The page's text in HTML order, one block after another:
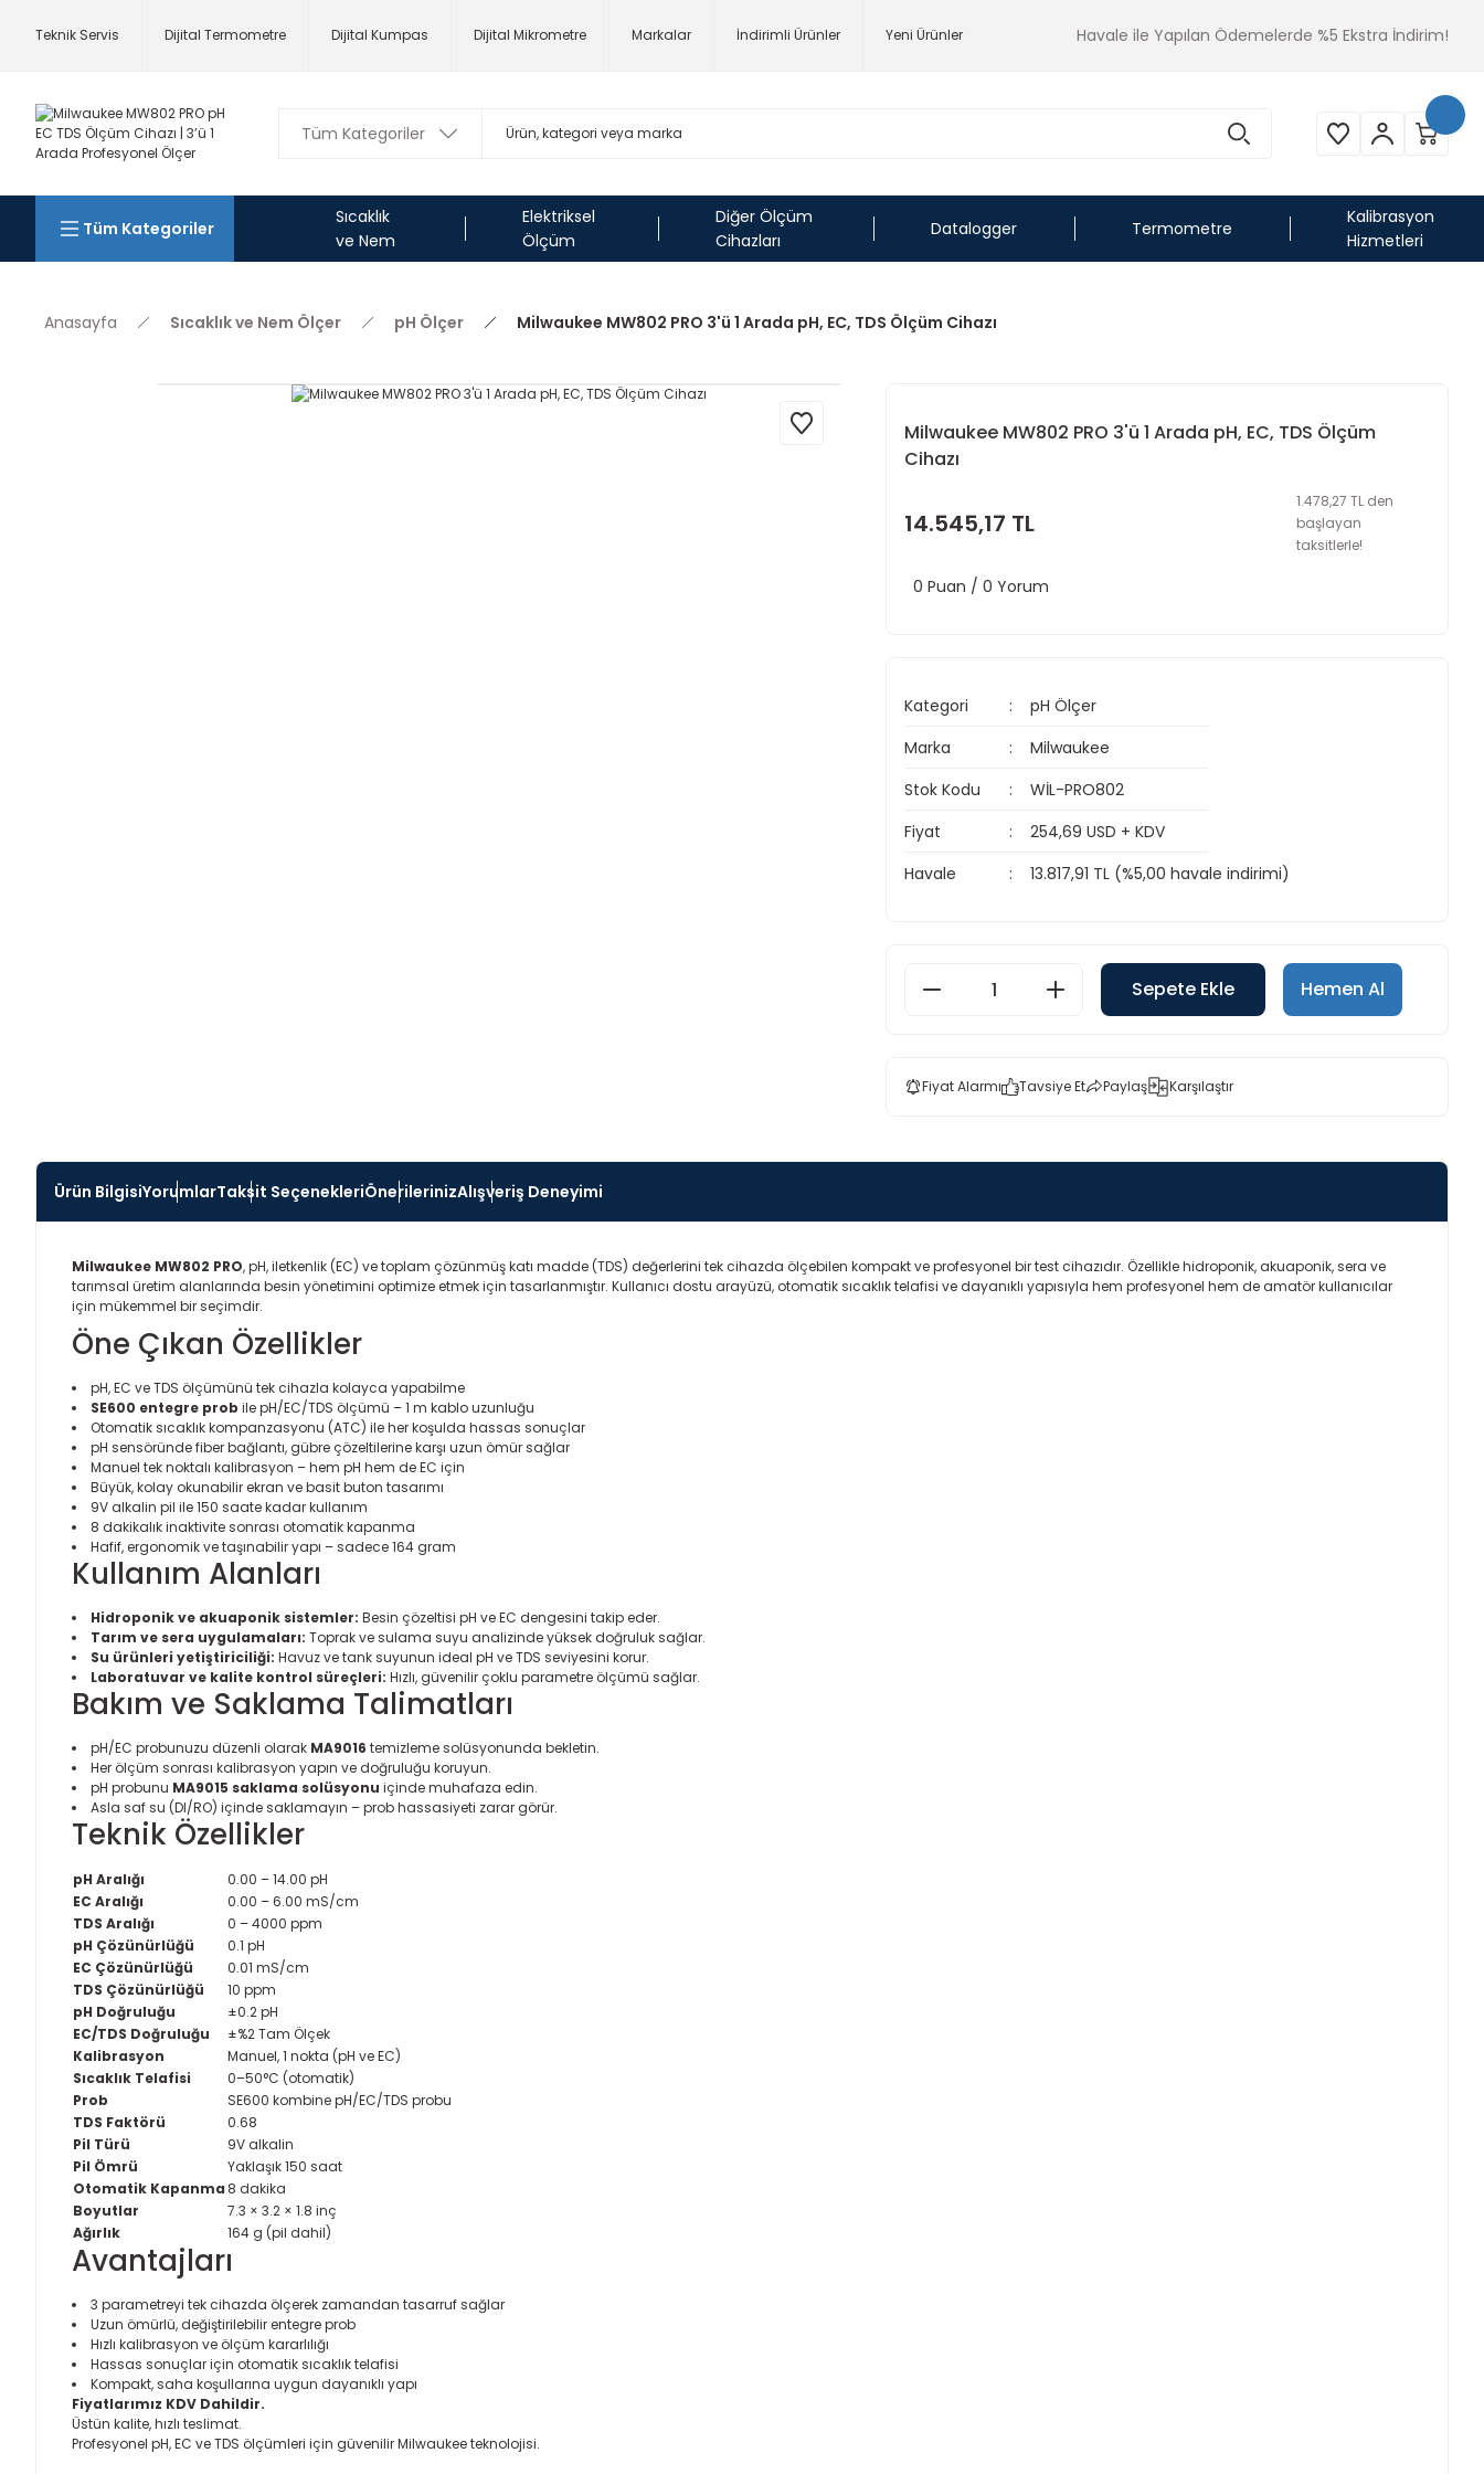
Teknik Servis Dijital Termometre Dijital Kumpas Dijital Mikrometre Markalar İndirimli Ürünler Yeni Ürünler Havale ile Yapılan Ödemelerde %5 Ekstra İndirim!
Tüm Kategoriler
Sıcaklık
ve Nem
Elektriksel
Ölçüm
Diğer Ölçüm
Cihazları
Datalogger Termometre
Kalibrasyon
Hizmetleri
Anasayfa Sıcaklık ve Nem Ölçer pH Ölçer Milwaukee MW802 PRO 3'ü 1 Arada pH, EC, TDS Ölçüm Cihazı
Milwaukee MW802 PRO 3'ü 1 Arada pH, EC, TDS Ölçüm
Cihazı
14.545,17 TL
1.478,27 TL den
başlayan
taksitlerle!
0 Puan / 0 Yorum
Kategori
pH Ölçer
Marka
Milwaukee
Stok Kodu
WİL-PRO802
Fiyat
254,69 USD + KDV
Havale
13.817,91 TL (%5,00 havale indirimi)
Sepete Ekle Hemen Al
Fiyat Alarmı Tavsiye Et Paylaş Karşılaştır
Ürün BilgisiYorumlarTaksit SeçenekleriÖnerilerinizAlışveriş Deneyimi
Milwaukee MW802 PRO, pH, iletkenlik (EC) ve toplam çözünmüş katı madde (TDS) değerlerini tek cihazda ölçebilen kompakt ve profesyonel bir test cihazıdır. Özellikle hidroponik, akuaponik, sera ve
tarımsal üretim alanlarında besin yönetimini optimize etmek için tasarlanmıştır. Kullanıcı dostu arayüzü, otomatik sıcaklık telafisi ve dayanıklı yapısıyla hem profesyonel hem de amatör kullanıcılar
için mükemmel bir seçimdir.
Öne Çıkan Özellikler
pH, EC ve TDS ölçümünü tek cihazla kolayca yapabilme
SE600 entegre prob ile pH/EC/TDS ölçümü – 1 m kablo uzunluğu
Otomatik sıcaklık kompanzasyonu (ATC) ile her koşulda hassas sonuçlar
pH sensöründe fiber bağlantı, gübre çözeltilerine karşı uzun ömür sağlar
Manuel tek noktalı kalibrasyon – hem pH hem de EC için
Büyük, kolay okunabilir ekran ve basit buton tasarımı
9V alkalin pil ile 150 saate kadar kullanım
8 dakikalık inaktivite sonrası otomatik kapanma
Hafif, ergonomik ve taşınabilir yapı – sadece 164 gram
Kullanım Alanları
Hidroponik ve akuaponik sistemler: Besin çözeltisi pH ve EC dengesini takip eder.
Tarım ve sera uygulamaları: Toprak ve sulama suyu analizinde yüksek doğruluk sağlar.
Su ürünleri yetiştiriciliği: Havuz ve tank suyunun ideal pH ve TDS seviyesini korur.
Laboratuvar ve kalite kontrol süreçleri: Hızlı, güvenilir çoklu parametre ölçümü sağlar.
Bakım ve Saklama Talimatları
pH/EC probunuzu düzenli olarak MA9016 temizleme solüsyonunda bekletin.
Her ölçüm sonrası kalibrasyon yapın ve doğruluğu koruyun.
pH probunu MA9015 saklama solüsyonu içinde muhafaza edin.
Asla saf su (DI/RO) içinde saklamayın – prob hassasiyeti zarar görür.
Teknik Özellikler
pH Aralığı
0.00 – 14.00 pH
EC Aralığı
0.00 – 6.00 mS/cm
TDS Aralığı
0 – 4000 ppm
pH Çözünürlüğü
0.1 pH
EC Çözünürlüğü
0.01 mS/cm
TDS Çözünürlüğü
10 ppm
pH Doğruluğu
±0.2 pH
EC/TDS Doğruluğu
±%2 Tam Ölçek
Kalibrasyon
Manuel, 1 nokta (pH ve EC)
Sıcaklık Telafisi
0–50°C (otomatik)
Prob
SE600 kombine pH/EC/TDS probu
TDS Faktörü
0.68
Pil Türü
9V alkalin
Pil Ömrü
Yaklaşık 150 saat
Otomatik Kapanma 8 dakika
Boyutlar
7.3 × 3.2 × 1.8 inç
Ağırlık
164 g (pil dahil)
Avantajları
3 parametreyi tek cihazda ölçerek zamandan tasarruf sağlar
Uzun ömürlü, değiştirilebilir entegre prob
Hızlı kalibrasyon ve ölçüm kararlılığı
Hassas sonuçlar için otomatik sıcaklık telafisi
Kompakt, saha koşullarına uygun dayanıklı yapı
Fiyatlarımız KDV Dahildir.
Üstün kalite, hızlı teslimat.
Profesyonel pH, EC ve TDS ölçümleri için güvenilir Milwaukee teknolojisi.